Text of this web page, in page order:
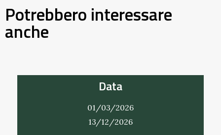
Potrebbero interessare
anche